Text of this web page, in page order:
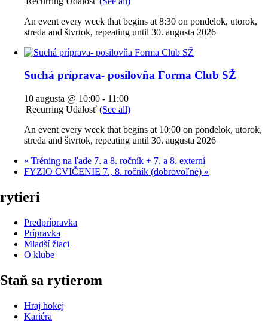
An event every week that begins at 8:30 on pondelok, utorok,
streda and štvrtok, repeating until 30. augusta 2026
Suchá príprava- posilovňa Forma Club SŽ
10 augusta @ 10:00 - 11:00
|Recurring Udalosť (See all)
An event every week that begins at 10:00 on pondelok, utorok,
streda and štvrtok, repeating until 30. augusta 2026
« Tréning na ľade 7. a 8. ročník + 7. a 8. externí
FYZIO CVIČENIE 7., 8. ročník (dobrovoľné) »
rytieri
Predprípravka
Prípravka
Mladší žiaci
O klube
Staň sa rytierom
Hraj hokej
Kariéra